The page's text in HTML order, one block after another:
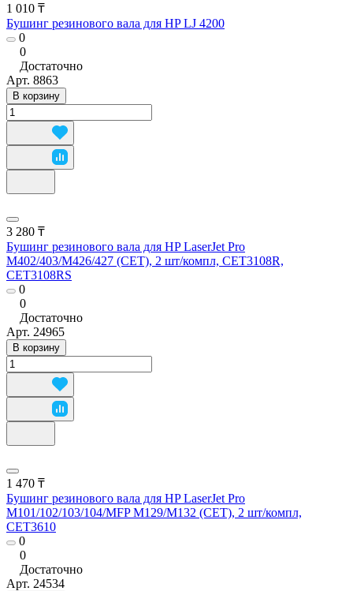
1 010 ₸
Бушинг резинового вала для HP LJ 4200
0
0
Достаточно
Арт. 8863
В корзину
3 280 ₸
Бушинг резинового вала для HP LaserJet Pro
M402/403/M426/427 (CET), 2 шт/компл, CET3108R,
CET3108RS
0
0
Достаточно
Арт. 24965
В корзину
1 470 ₸
Бушинг резинового вала для HP LaserJet Pro
M101/102/103/104/MFP M129/M132 (CET), 2 шт/компл,
CET3610
0
0
Достаточно
Арт. 24534